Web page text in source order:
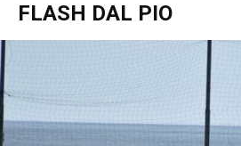
FLASH DAL PIO